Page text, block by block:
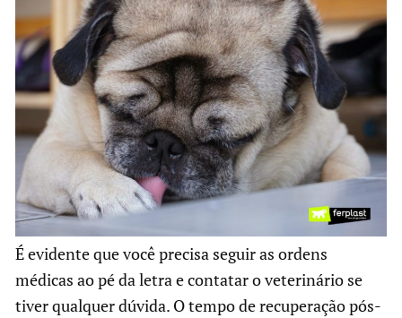
É evidente que você precisa seguir as ordens
médicas ao pé da letra e contatar o veterinário se
tiver qualquer dúvida. O tempo de recuperação pós-